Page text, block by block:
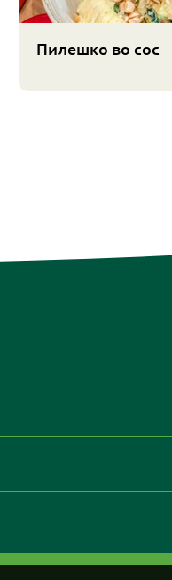
Пилешко во сос